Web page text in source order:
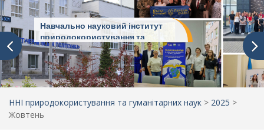
Науковий потенціал ННІ
природокористування та
гуманітарних наук
ННІ природокористування та гуманітарних наук > 2025 >
Жовтень